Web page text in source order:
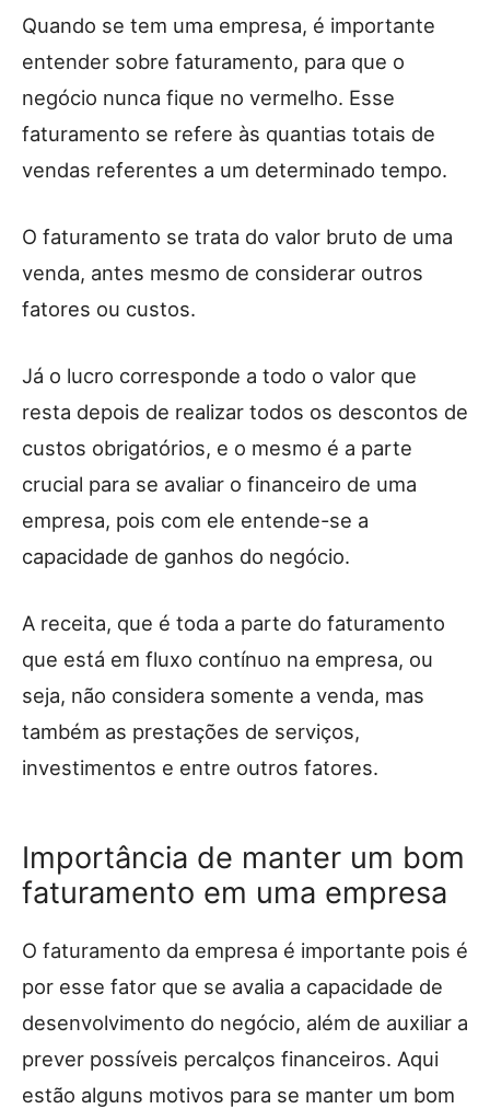
Quando se tem uma empresa, é importante
entender sobre faturamento, para que o
negócio nunca fique no vermelho. Esse
faturamento se refere às quantias totais de
vendas referentes a um determinado tempo.
O faturamento se trata do valor bruto de uma
venda, antes mesmo de considerar outros
fatores ou custos.
Já o lucro corresponde a todo o valor que
resta depois de realizar todos os descontos de
custos obrigatórios, e o mesmo é a parte
crucial para se avaliar o financeiro de uma
empresa, pois com ele entende-se a
capacidade de ganhos do negócio.
A receita, que é toda a parte do faturamento
que está em fluxo contínuo na empresa, ou
seja, não considera somente a venda, mas
também as prestações de serviços,
investimentos e entre outros fatores.
Importância de manter um bom
faturamento em uma empresa
O faturamento da empresa é importante pois é
por esse fator que se avalia a capacidade de
desenvolvimento do negócio, além de auxiliar a
prever possíveis percalços financeiros. Aqui
estão alguns motivos para se manter um bom